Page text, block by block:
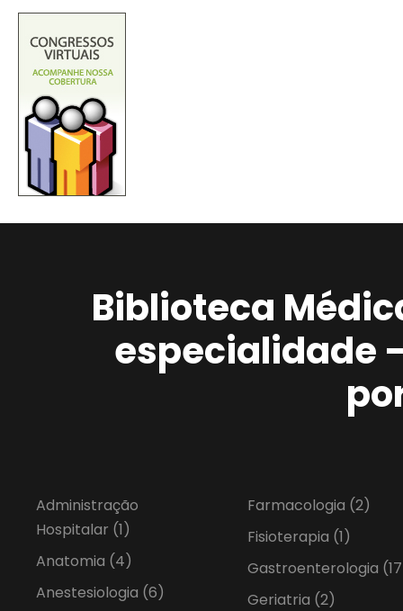
Biblioteca
especialidade
Administração
Hospitalar (1)
Anatomia (4)
Anestesiologia (6)
Farmacologia (2)
Fisioterapia (1)
Gastroenterologia
Geriatria (2)